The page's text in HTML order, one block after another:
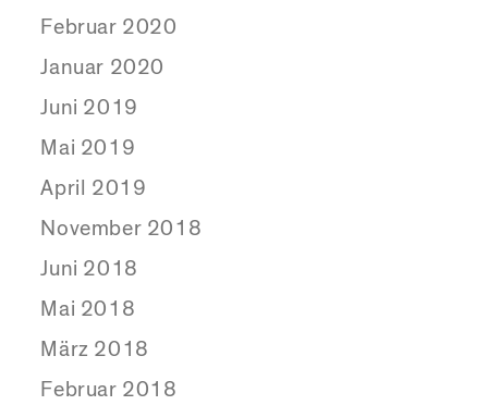
Februar 2020
Januar 2020
Juni 2019
Mai 2019
April 2019
November 2018
Juni 2018
Mai 2018
März 2018
Februar 2018